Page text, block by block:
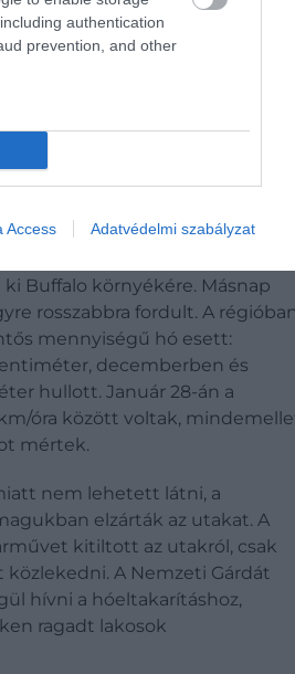
authentication
prevention, and other
Access Adatvédelmi szabályzat
Buffalo környékére. Másnap
rosszabbra fordult. A
mennyiségű hó esett:
decemberben és
hullott. Január 28-án a
km/óra között voltak,
mértek.
nem lehetett látni, a
elzárták az utakat. A
kitiltott az utakról, csak
A Nemzeti Gárdát
hívni a hóeltakarításhoz,
ragadt lakosok